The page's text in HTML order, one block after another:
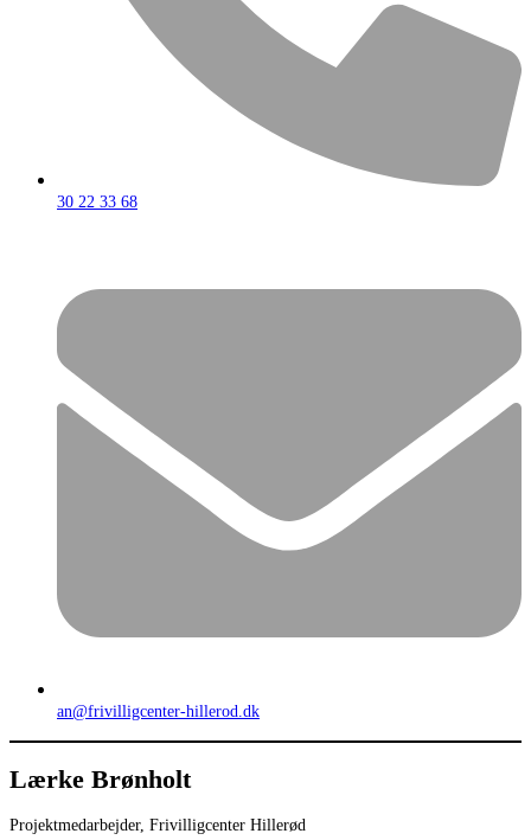
30 22 33 68
an@frivilligcenter-hillerod.dk
Lærke Brønholt
Projektmedarbejder, Frivilligcenter Hillerød